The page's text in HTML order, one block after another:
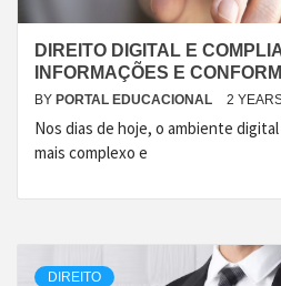
DIREITO DIGITAL E
INFORMAÇÕES E
BY PORTAL EDUCACIONAL 2
Nos dias de hoje, o ambiente
mais complexo e
DIREITO